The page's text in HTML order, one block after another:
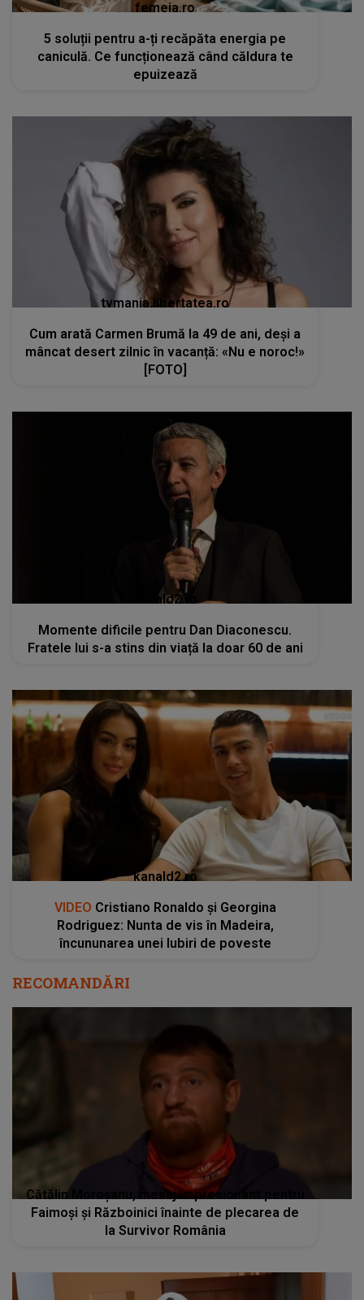
femeia.ro
5 soluții pentru a-ți recăpăta energia pe
caniculă. Ce funcționează când căldura te
epuizează
tvmania.libertatea.ro
Cum arată Carmen Brumă la 49 de ani, deși a
mâncat desert zilnic în vacanță: «Nu e noroc!»
[FOTO]
kanald2.ro
Momente dificile pentru Dan Diaconescu.
Fratele lui s-a stins din viață la doar 60 de ani
kanald2.ro
VIDEO Cristiano Ronaldo și Georgina
Rodriguez: Nunta de vis în Madeira,
încununarea unei Iubiri de poveste
RECOMANDĂRI
Cătălin Moroșanu, mesaj impresionant pentru
Faimoși și Războinici înainte de plecarea de
la Survivor România